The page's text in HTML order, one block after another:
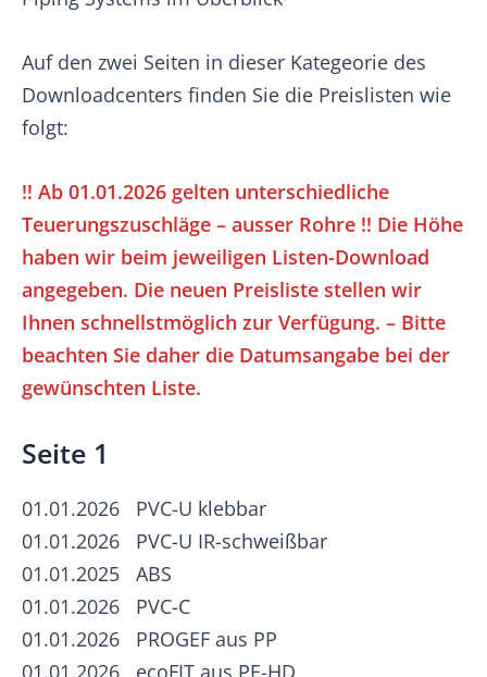
Auf den zwei Seiten in dieser Kategeorie des
Downloadcenters finden Sie die Preislisten wie
folgt:
!! Ab 01.01.2026 gelten unterschiedliche
Teuerungszuschläge – ausser Rohre !! Die Höhe
haben wir beim jeweiligen Listen-Download
angegeben. Die neuen Preisliste stellen wir
Ihnen schnellstmöglich zur Verfügung. – Bitte
beachten Sie daher die Datumsangabe bei der
gewünschten Liste.
Seite 1
01.01.2026 PVC-U klebbar
01.01.2026 PVC-U IR-schweißbar
01.01.2025 ABS
01.01.2026 PVC-C
01.01.2026 PROGEF aus PP